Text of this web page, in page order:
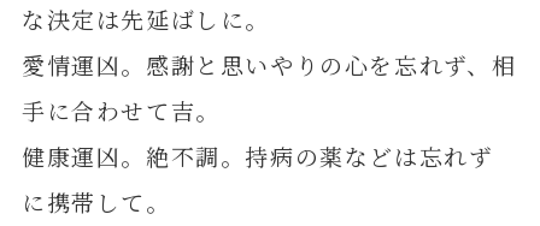
な決定は先延ばしに。
愛情運凶。感謝と思いやりの心を忘れず、相
手に合わせて吉。
健康運凶。絶不調。持病の薬などは忘れず
に携帯して。